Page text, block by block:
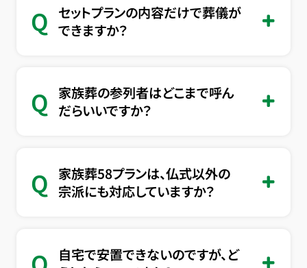
Q
セットプランの内容だけで葬儀が
できますか？
Q
家族葬の参列者はどこまで呼ん
だらいいですか？
Q
家族葬58プランは、仏式以外の
宗派にも対応していますか？
自宅で安置できないのですが、ど